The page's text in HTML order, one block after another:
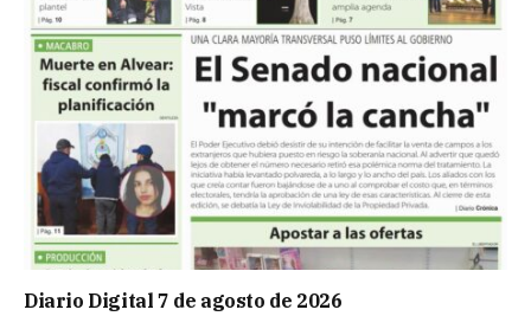
Diario Digital 7 de agosto de 2026